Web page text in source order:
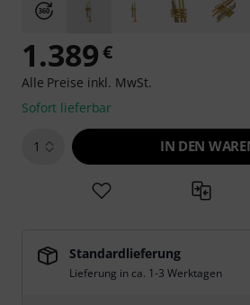
1.389€
Alle Preise inkl. MwSt.
Sofort lieferbar
1 IN DEN
Standardlieferung
Lieferung in ca. 1-3 Werktagen